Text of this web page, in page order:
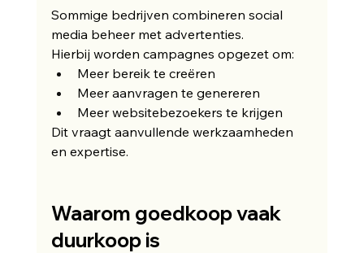
Sommige bedrijven combineren social
media beheer met advertenties.
Hierbij worden campagnes opgezet om:
Meer bereik te creëren
Meer aanvragen te genereren
Meer websitebezoekers te krijgen
Dit vraagt aanvullende werkzaamheden
en expertise.
Waarom goedkoop vaak
duurkoop is